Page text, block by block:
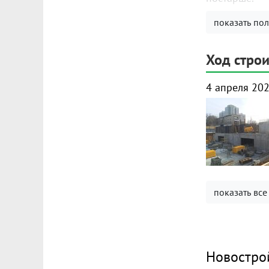
комнатных
Комфорт
курьера,
показать
Ход
4 апреля
показать